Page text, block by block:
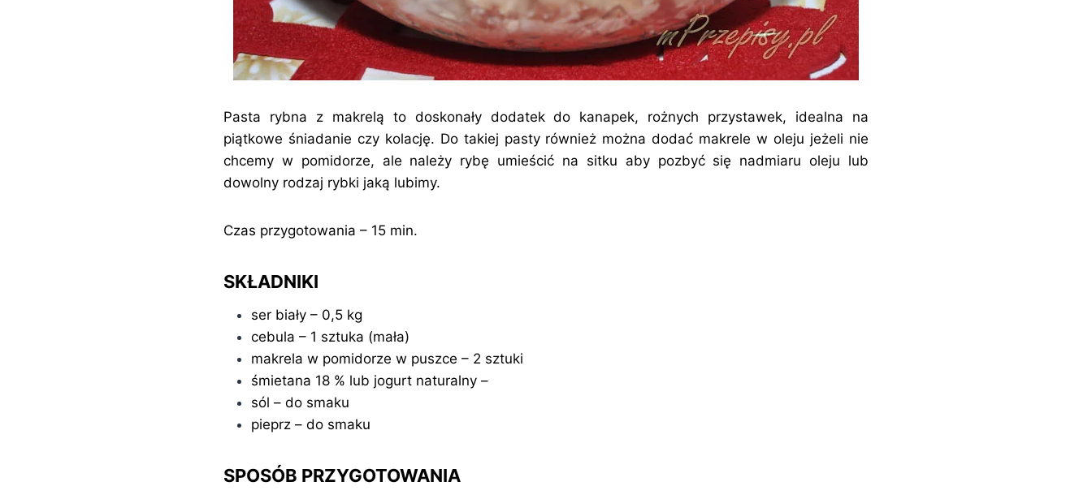
Pasta rybna z makrelą to doskonały dodatek do kanapek, rożnych przystawek, idealna na
piątkowe śniadanie czy kolację. Do takiej pasty również można dodać makrele w oleju jeżeli nie
chcemy w pomidorze, ale należy rybę umieścić na sitku aby pozbyć się nadmiaru oleju lub
dowolny rodzaj rybki jaką lubimy.
Czas przygotowania – 15 min.
SKŁADNIKI
ser biały – 0,5 kg
cebula – 1 sztuka (mała)
makrela w pomidorze w puszce – 2 sztuki
śmietana 18 % lub jogurt naturalny –
sól – do smaku
pieprz – do smaku
SPOSÓB PRZYGOTOWANIA